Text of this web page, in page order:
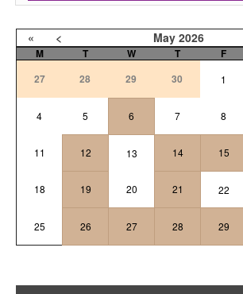
« < May 2026
M T W T F
27
28 29 30 1
4 5 6 7 8
11 12 13 14 15
18 19 20 21 22
25 26 27 28 29